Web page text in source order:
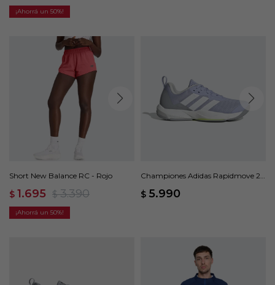
50
Short New Balance RC - Rojo
$ 1.695 $ 3.390
50
Championes Adidas Rapidmove 2 -
$ 5.990